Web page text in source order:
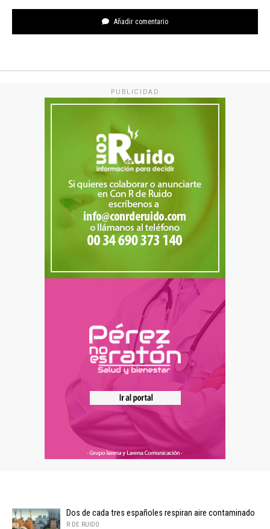
Añadir comentario
PUBLICIDAD
Dos de cada tres españoles respiran aire contaminado
R DE RUIDO